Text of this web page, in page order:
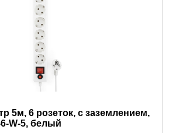
5м, 6 розеток, с заземлением,
W-5, белый